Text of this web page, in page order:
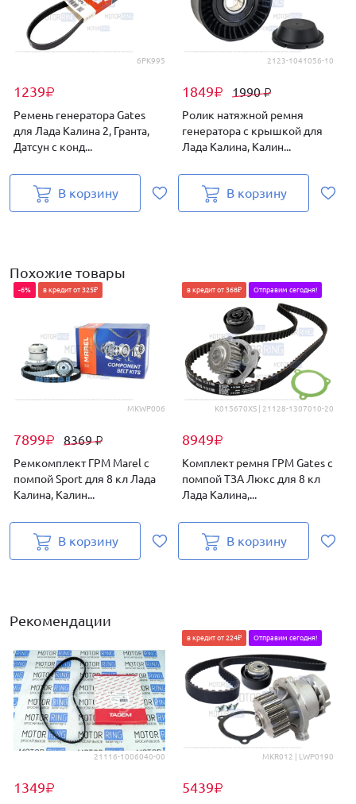
6PK995
1239₽
Ремень генератора Gates
для Лада Калина 2, Гранта,
Датсун с конд...
В корзину
2123-1041056-10
1849₽ 1990₽
Ролик натяжной ремня
генератора с крышкой для
Лада Калина, Калин...
В корзину
Похожие товары
MKWP006
7899₽ 8369₽
-6% в кредит от 325₽
Ремкомплект ГРМ Marel с
помпой Sport для 8 кл Лада
Калина, Калин...
В корзину
K015670XS | 21128-1307010-20
8949₽
в кредит от 368₽ Отправим сегодня!
Комплект ремня ГРМ Gates с
помпой ТЗА Люкс для 8 кл
Лада Калина,...
В корзину
Рекомендации
21116-1006040-00
1349₽
MKR012 | LWP0190
5439₽
в кредит от 224₽ Отправим сегодня!